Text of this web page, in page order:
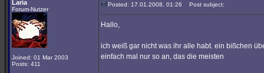
Laria
Forum-Nutzer
Joined: 01 Mar 2003
Posts: 411
Posted: 17.01.2008, 01:26 Post subject:
Hallo,
ich weiß gar nicht was ihr alle habt. ein bißchen
einfach mal nur so an, das die meisten